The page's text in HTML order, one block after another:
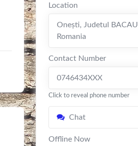
Location
Oneşti, Judetul BACAU
Romania
Contact Number
0746434XXX
Click to reveal phone number
Chat
Offline Now